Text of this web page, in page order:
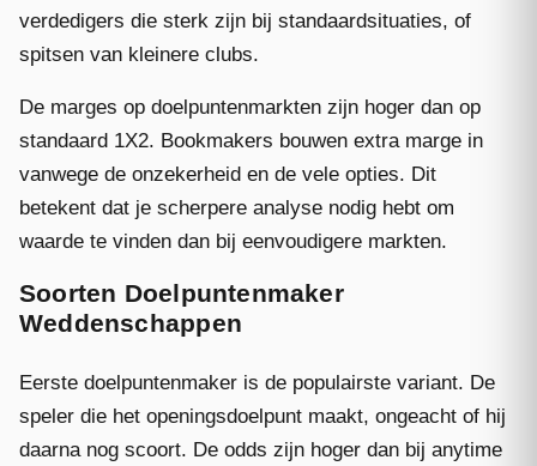
verdedigers die sterk zijn bij standaardsituaties, of
spitsen van kleinere clubs.
De marges op doelpuntenmarkten zijn hoger dan op
standaard 1X2. Bookmakers bouwen extra marge in
vanwege de onzekerheid en de vele opties. Dit
betekent dat je scherpere analyse nodig hebt om
waarde te vinden dan bij eenvoudigere markten.
Soorten Doelpuntenmaker
Weddenschappen
Eerste doelpuntenmaker is de populairste variant. De
speler die het openingsdoelpunt maakt, ongeacht of hij
daarna nog scoort. De odds zijn hoger dan bij anytime